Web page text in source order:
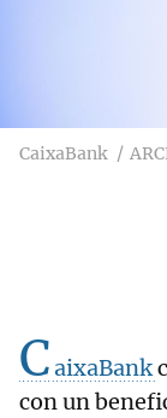
CaixaBank
CaixaBank
con un